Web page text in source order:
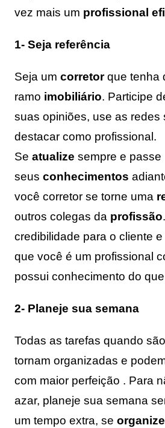
vez mais um profissional
1- Seja referência
Seja um corretorque tenha
ramo imobiliário. Participe
suas opiniões, use as redes
destacar como profissional.
Se atualize sempre e passe
seus conhecimentos
você corretor se torne uma
outros colegas da profissão
credibilidade para o cliente
que você é um profissional
possui conhecimento do
2- Planeje sua semana
Todas as tarefas quando são
tornam organizadas e
com maior perfeição . Para
azar, planeje sua semana
um tempo extra, se organize